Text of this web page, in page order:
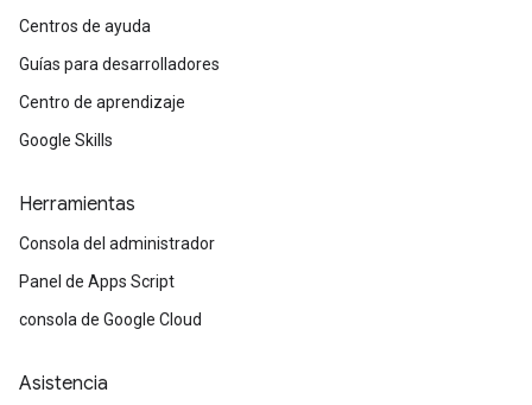
Centros de ayuda
Guías para desarrolladores
Centro de aprendizaje
Google Skills
Herramientas
Consola del administrador
Panel de Apps Script
consola de Google Cloud
Asistencia